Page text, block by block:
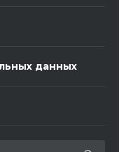
данных